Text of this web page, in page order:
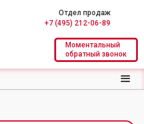
Отдел продаж
+7 (495) 212-06-89
Моментальный
обратный звонок